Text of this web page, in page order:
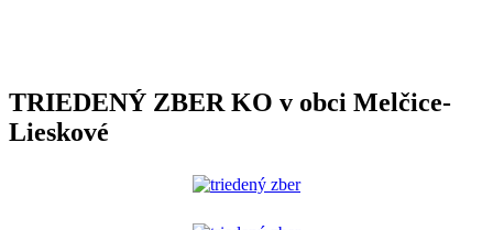
TRIEDENÝ ZBER KO v obci Melčice-
Lieskové